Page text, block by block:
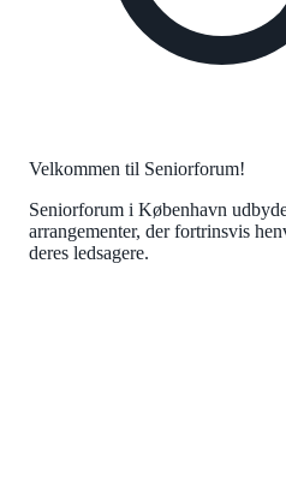
Velkommen til Seniorforum!
Seniorforum i København
arrangementer, der fortrinsvis
deres ledsagere.